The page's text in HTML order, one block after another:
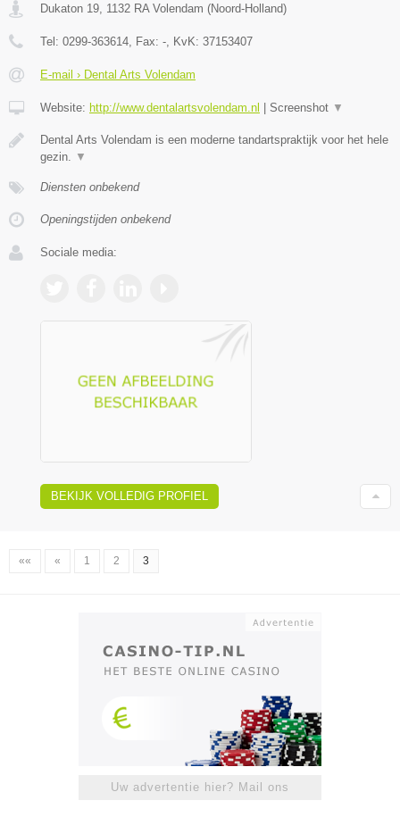
Dukaton 19 1132 RA Volendam (Noord-Holland)
Tel: 0299-363614 , Fax: - , KvK: 37153407
E-mail › Dental Arts Volendam
Website: http://www.dentalartsvolendam.nl Screenshot ▼
Dental Arts Volendam is een moderne tandartspraktijk voor het hele
gezin.
▼
Diensten onbekend
Openingstijden onbekend
Sociale media:
BEKIJK VOLLEDIG PROFIEL
«« « 1 2 3
Uw advertentie hier? Mail ons